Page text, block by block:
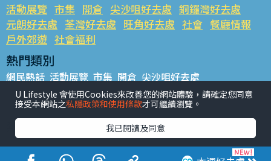
活動展覽 市集 開倉 尖沙咀好去處 銅鑼灣好去處
元朗好去處 荃灣好去處 旺角好去處 社會 餐廳情報
戶外郊遊 社會福利
熱門類別
網民熱話 活動展覽 市集 開倉 尖沙咀好去處
銅鑼灣好去處 元朗好去處 荃灣好去處 旺角好去處 社會
餐廳情報 戶外郊遊
熱門標籤
#UGO搵好去處 #人氣活動推介 #美食社群熱話
#親子玩樂好去處
#ULifestyle應用程式 #限時搶
U Lifestyle 會使用Cookies來改善您的網站體驗，請確定您同意
接受本網站之私隱政策和使用條款才可繼續瀏覽。
我已閱讀及同意